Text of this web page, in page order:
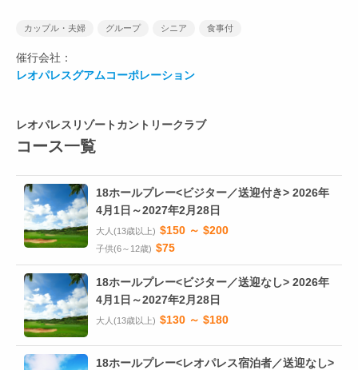
カップル・夫婦 グループ シニア 食事付
催行会社：
レオパレスグアムコーポレーション
レオパレスリゾートカントリークラブ
コース一覧
18ホールプレー<ビジター／送迎付き> 2026年
4月1日～2027年2月28日
大人(13歳以上) $150 ～ $200
子供(6～12歳) $75
18ホールプレー<ビジター／送迎なし> 2026年
4月1日～2027年2月28日
大人(13歳以上) $130 ～ $180
18ホールプレー<レオパレス宿泊者／送迎なし>